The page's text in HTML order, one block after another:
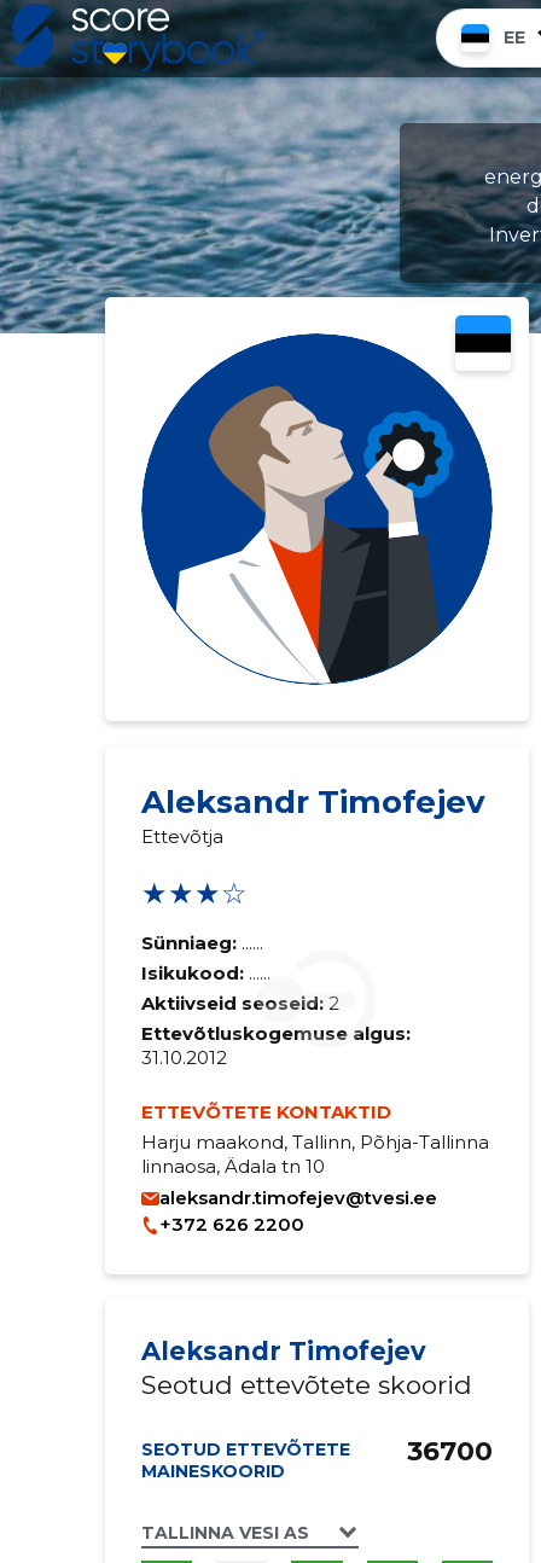
EE
Aleksandr Timofejev
Ettevõtja
★★★☆
Sünniaeg: ......
Isikukood: ......
Aktiivseid seoseid: 2
Ettevõtluskogemuse algus:
31.10.2012
ETTEVÕTETE KONTAKTID
Harju maakond, Tallinn, Põhja-Tallinna
linnaosa, Ädala tn 10
aleksandr.timofejev@tvesi.ee
+372 626 2200
Aleksandr Timofejev
Seotud ettevõtete skoorid
SEOTUD ETTEVÕTETE
MAINESKOORID
TALLINNA VESI AS
36700